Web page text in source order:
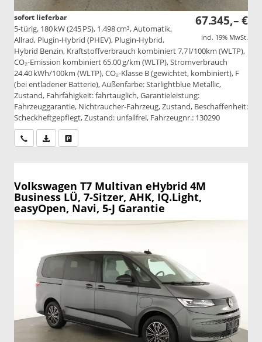
67.345,– €
incl. 19% MwSt.
sofort lieferbar
5-türig, 180 kW (245 PS), 1.498 cm³, Automatik,
Allrad, Plugin-Hybrid (PHEV), Plugin-Hybrid,
Hybrid Benzin, Kraftstoffverbrauch kombiniert 7,7 l/100km (WLTP),
CO₂-Emission kombiniert 65.00 g/km (WLTP), Stromverbrauch
24.40 kWh/100km (WLTP), CO₂-Klasse B (gewichtet, kombiniert), F
(bei entladener Batterie), Außenfarbe: Starlightblue Metallic,
Zustand, Fahrfähigkeit: fahrtauglich, Garantieleistung:
Fahrzeuggarantie, Nichtraucher-Fahrzeug, Zustand, Beschaffenheit:
Scheckheftgepflegt, Zustand: unfallfrei, Fahrzeugnr.: 130290
Wir rufen Sie anPDF-Datei, Fahrzeugexposé drucken
Volkswagen T7 Multivan eHybrid 4M
Business LÜ, 7-Sitzer, AHK, IQ.Light,
easyOpen, Navi, 5-J Garantie